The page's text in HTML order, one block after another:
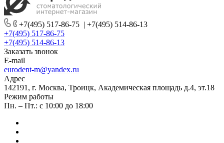
+7(495) 517-86-75 | +7(495) 514-86-13
+7(495) 517-86-75
+7(495) 514-86-13
Заказать звонок
E-mail
eurodent-m@yandex.ru
Адрес
142191, г. Москва, Троицк, Академическая площадь д.4, эт.18
Режим работы
Пн. – Пт.: с 10:00 до 18:00